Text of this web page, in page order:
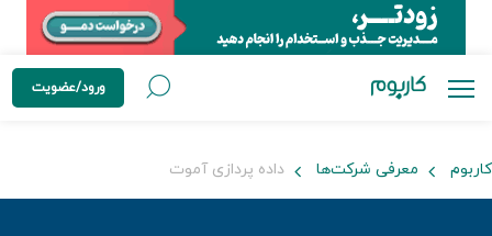
ورود/عضویت
کاربوم معرفی شرکت‌ها داده پردازی آموت